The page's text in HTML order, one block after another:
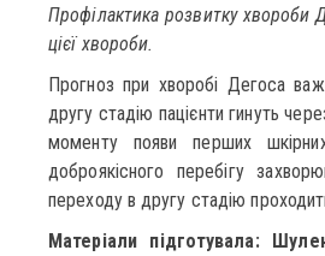
Профілактика розвитку хвороби
цієї хвороби.
Прогноз при хворобі Дегоса
другу стадію пацієнти гинуть
моменту появи перших
доброякісного перебігу
переходу в другу стадію
Матеріали підготувала: